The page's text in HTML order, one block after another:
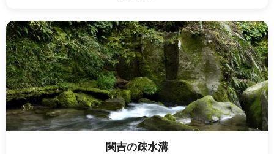
関吉の疎水溝